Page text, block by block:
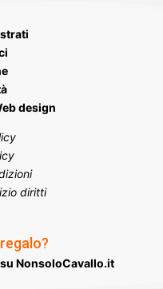
design
diritti
NonsoloCavallo.it